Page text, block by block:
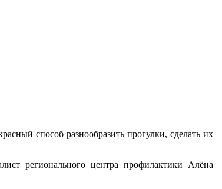
способ разнообразить прогулки, сделать их
регионального центра профилактики Алёна